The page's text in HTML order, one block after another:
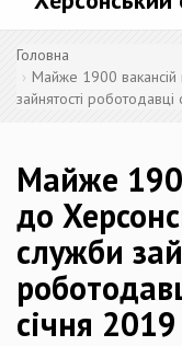
Головна
Майже 1900 вакансій
зайнятості
Майже
до
служби
січня